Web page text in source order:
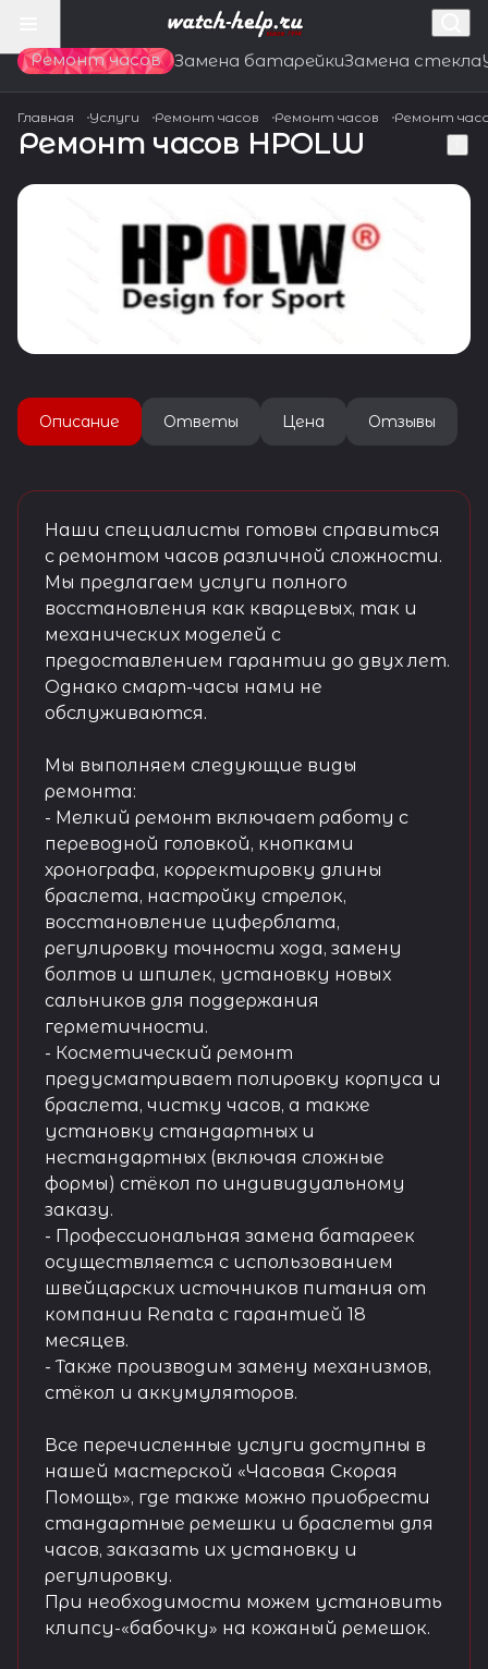
Ремонт часов Замена батарейкиЗамена стекла
Главная Услуги Ремонт часов Ремонт часов Ремонт
Ремонт часов HPOLW
Описание Ответы Цена Отзывы
Наши специалисты готовы справиться
с ремонтом часов различной сложности.
Мы предлагаем услуги полного
восстановления как кварцевых, так и
механических моделей с
предоставлением гарантии до двух лет.
Однако смарт-часы нами не
обслуживаются.
Мы выполняем следующие виды
ремонта:
- Мелкий ремонт включает работу с
переводной головкой, кнопками
хронографа, корректировку длины
браслета, настройку стрелок,
восстановление циферблата,
регулировку точности хода, замену
болтов и шпилек, установку новых
сальников для поддержания
герметичности.
- Косметический ремонт
предусматривает полировку корпуса и
браслета, чистку часов, а также
установку стандартных и
нестандартных (включая сложные
формы) стёкол по индивидуальному
заказу.
- Профессиональная замена батареек
осуществляется с использованием
швейцарских источников питания от
компании Renata с гарантией 18
месяцев.
- Также производим замену механизмов,
стёкол и аккумуляторов.
Все перечисленные услуги доступны в
нашей мастерской «Часовая Скорая
Помощь», где также можно приобрести
стандартные ремешки и браслеты для
часов, заказать их установку и
регулировку.
При необходимости можем установить
клипсу-«бабочку» на кожаный ремешок.